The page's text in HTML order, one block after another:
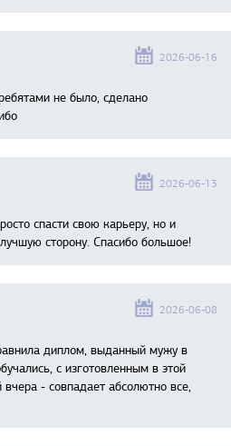
2026-06-16
не было, сделано
2026-06-13
спасти свою карьеру, но и
сторону. Спасибо большое!
2026-06-08
диплом, выданный мужу в
с изготовленным в этой
- совпадает абсолютно все,